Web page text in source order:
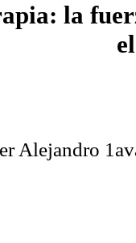
la
Alejandro